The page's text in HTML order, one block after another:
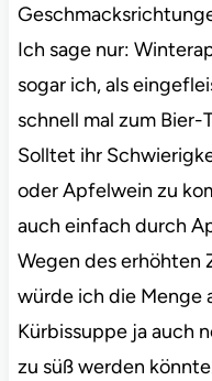
Ich sage nur:
sogar ich, als
schnell mal zum Bier-
Solltet ihr
oder Apfelwein zu
auch einfach durch
Wegen des erhöhten
würde ich die Menge
Kürbissuppe ja auch
zu süß werden